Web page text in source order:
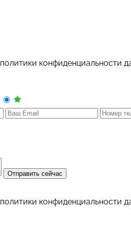
политики конфиденциальности
Отправить сейчас
политики конфиденциальности